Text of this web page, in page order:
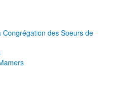
des Soeurs de